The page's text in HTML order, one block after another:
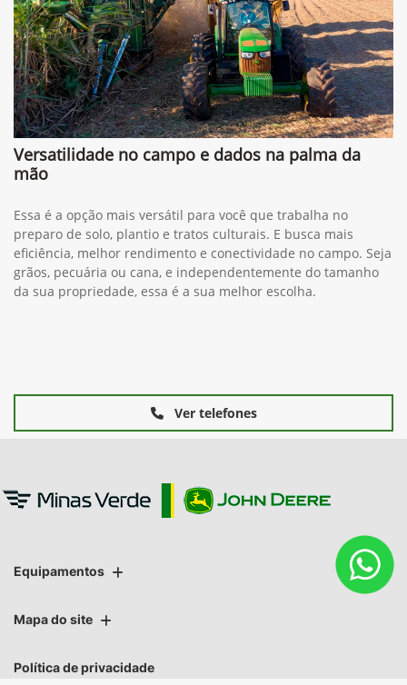
Versatilidade no campo e dados na palma da
mão
Essa é a opção mais versátil para você que trabalha no
preparo de solo, plantio e tratos culturais. E busca mais
eficiência, melhor rendimento e conectividade no campo. Seja
grãos, pecuária ou cana, e independentemente do tamanho
da sua propriedade, essa é a sua melhor escolha.
Ver telefones
Equipamentos
Mapa do site
Política de privacidade